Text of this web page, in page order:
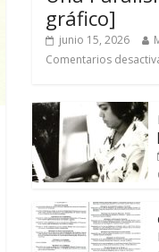
gráfico]
junio 15, 2026
Comentarios